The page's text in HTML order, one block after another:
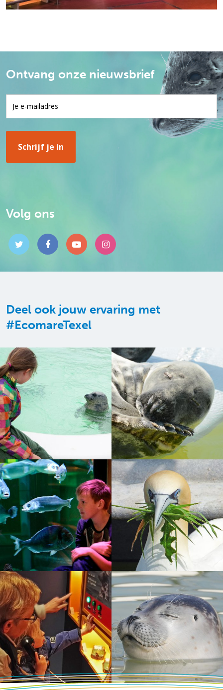
Ontvang onze nieuwsbrief
Volg ons
Deel ook jouw ervaring met
#EcomareTexel